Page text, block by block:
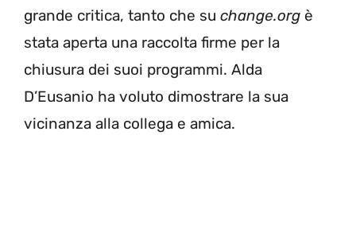
grande critica, tanto che su change.org è
stata aperta una raccolta firme per la
chiusura dei suoi programmi. Alda
D’Eusanio ha voluto dimostrare la sua
vicinanza alla collega e amica.